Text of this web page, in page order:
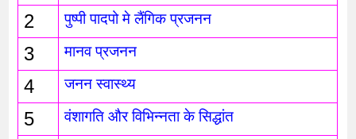
2 पुष्पी पादपो मे लैंगिक प्रजनन
3 मानव प्रजनन
4 जनन स्वास्थ्य
5 वंशागति और विभिन्नता के सिद्धांत